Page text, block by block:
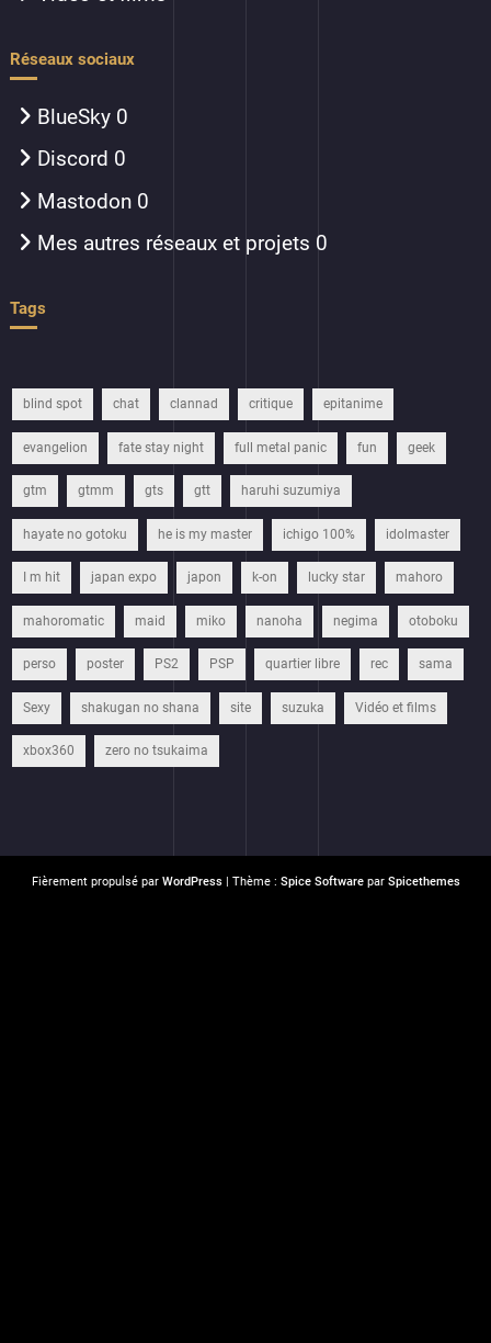
Réseaux sociaux
BlueSky 0
Discord 0
Mastodon 0
Mes autres réseaux et projets 0
Tags
blind spot chat clannad critique epitanime
evangelion fate stay night full metal panic fun geek
gtm gtmm gts gtt haruhi suzumiya
hayate no gotoku he is my master ichigo 100% idolmaster
I m hit japan expo japon k-on lucky star mahoro
mahoromatic maid miko nanoha negima otoboku
perso poster PS2 PSP quartier libre rec sama
Sexy shakugan no shana site suzuka Vidéo et films
xbox360 zero no tsukaima
Fièrement propulsé par WordPress| Thème : Spice Softwarepar Spicethemes